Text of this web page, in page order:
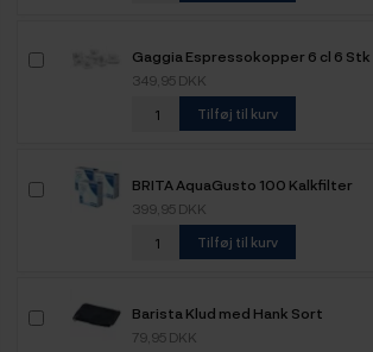
Gaggia Espressokopper 6 cl 6 Stk
349,95 DKK
Tilføj til kurv
BRITA AquaGusto 100 Kalkfilter
399,95 DKK
Tilføj til kurv
Barista Klud med Hank Sort
79,95 DKK